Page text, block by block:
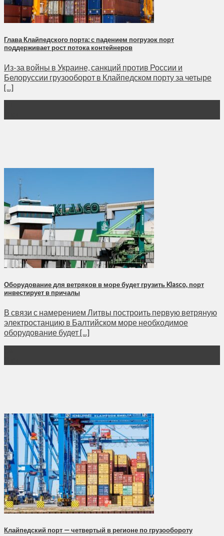
Глава Клайпедского порта: с падением погрузок порт
поддерживает рост потока контейнеров
Из-за войны в Украине, санкций против России и
Белоруссии грузооборот в Клайпедском порту за четыре
[...]
Оборудование для ветряков в море будет грузить Klasco, порт
инвестирует в причалы
В связи с намерением Литвы построить первую ветряную
электростанцию ​в Балтийском море необходимое
оборудование будет [...]
Клайпедский порт — четвертый в регионе по грузообороту